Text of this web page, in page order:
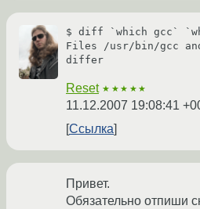
$ diff `which gcc`
Files /usr/bin/gcc
differ
Reset ★★★★★
11.12.2007 19:08:41
Ссылка
Привет.
Обязательно отпиши